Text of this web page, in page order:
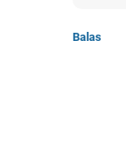
Balas